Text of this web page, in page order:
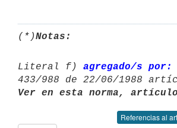
(*)Notas:
Literal f) agregado/s por:
433/988 de 22/06/1988
Ver en esta norma,
Referencias al